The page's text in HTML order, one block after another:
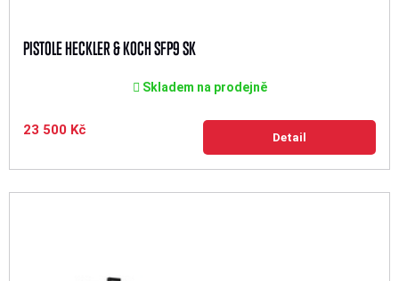
PISTOLE HECKLER & KOCH SFP9 SK
Skladem na prodejně
23 500 Kč Detail